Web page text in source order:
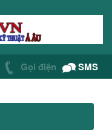
Gọi điện SMS